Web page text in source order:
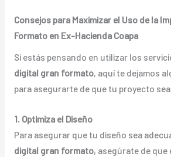
Consejos para Maximizar el Uso de la
Formato en Ex-Hacienda Coapa
Si estás pensando en utilizar los
digital gran formato, aquí te dejamos
para asegurarte de que tu proyecto
1. Optimiza el Diseño
Para asegurar que tu diseño sea
digital gran formato, asegúrate de que